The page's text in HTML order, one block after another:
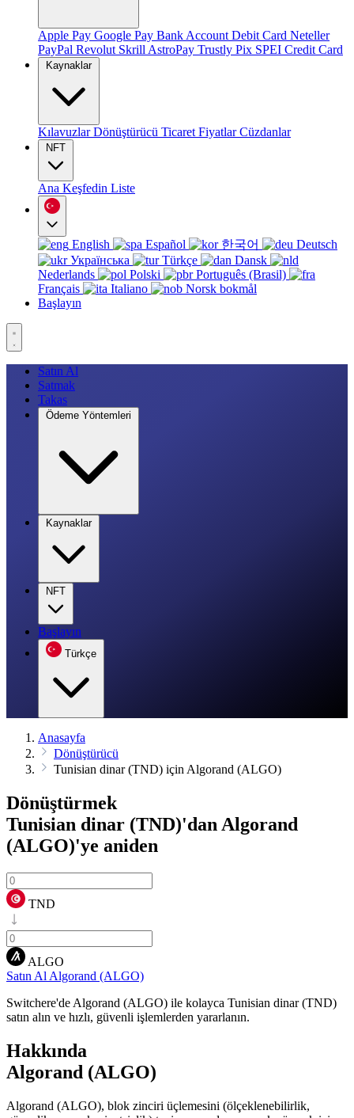
Apple Pay Google Pay Bank Account Debit Card Neteller
PayPal Revolut Skrill AstroPay Trustly Pix SPEI Credit Card
Kaynaklar
KılavuzlarDönüştürücü Ticaret FiyatlarCüzdanlar
NFT
Ana Keşfedin Liste
English Español 한국어
Deutsch
Українська
Türkçe
Dansk
Nederlands
Polski
Português (Brasil)
Français
Italiano
Norsk bokmål
Başlayın
Satın Al
Satmak
Takas
Ödeme Yöntemleri
Kaynaklar
NFT
Başlayın
Türkçe
Anasayfa
Dönüştürücü
Tunisian dinar (TND) için Algorand (ALGO)
Dönüştürmek
Tunisian dinar (TND)'dan Algorand
(ALGO)'ye aniden
TND
ALGO
Satın Al Algorand (ALGO)
Switchere'de Algorand (ALGO) ile kolayca Tunisian dinar (TND)
satın alın ve hızlı, güvenli işlemlerden yararlanın.
Hakkında
Algorand (ALGO)
Algorand (ALGO), blok zinciri üçlemesini (ölçeklenebilirlik,